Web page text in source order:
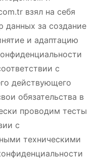
взял на себя
данных за создание
и адаптацию
с
действующего
обязательства в
проводим тесты
с
техническими